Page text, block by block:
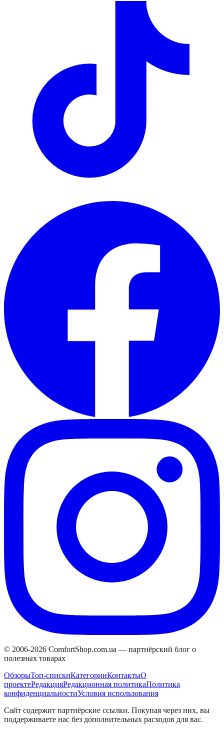
© 2006-2026 ComfortShop.com.ua — партнёрский блог о
полезных товарах
ОбзорыТоп-спискиКатегорииКонтактыО
проектеРедакцияРедакционная политикаПолитика
конфиденциальностиУсловия использования
Сайт содержит партнёрские ссылки. Покупая через них, вы
поддерживаете нас без дополнительных расходов для вас.